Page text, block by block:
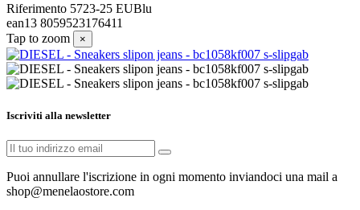
Riferimento 5723-25 EUBlu
ean13 8059523176411
Tap to zoom
×
Iscriviti alla newsletter
Puoi annullare l'iscrizione in ogni momento inviandoci una mail a
shop@menelaostore.com